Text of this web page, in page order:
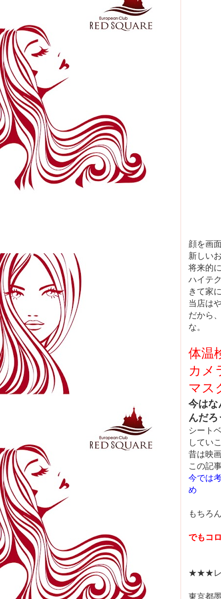
顔を画
新しい
将来的
ハイテ
きて家
当店は
だから
な。
体温
カメ
マス
今はな
んだろ
シート
してい
昔は映
この記
今では
め
もちろ
でもコ
★★★レ
東京都